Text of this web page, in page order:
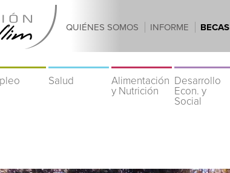
QUIÉNES SOMOS INFORME BECAS
Salud
Alimentación
y Nutrición
Desarrollo
Econ. y
Social